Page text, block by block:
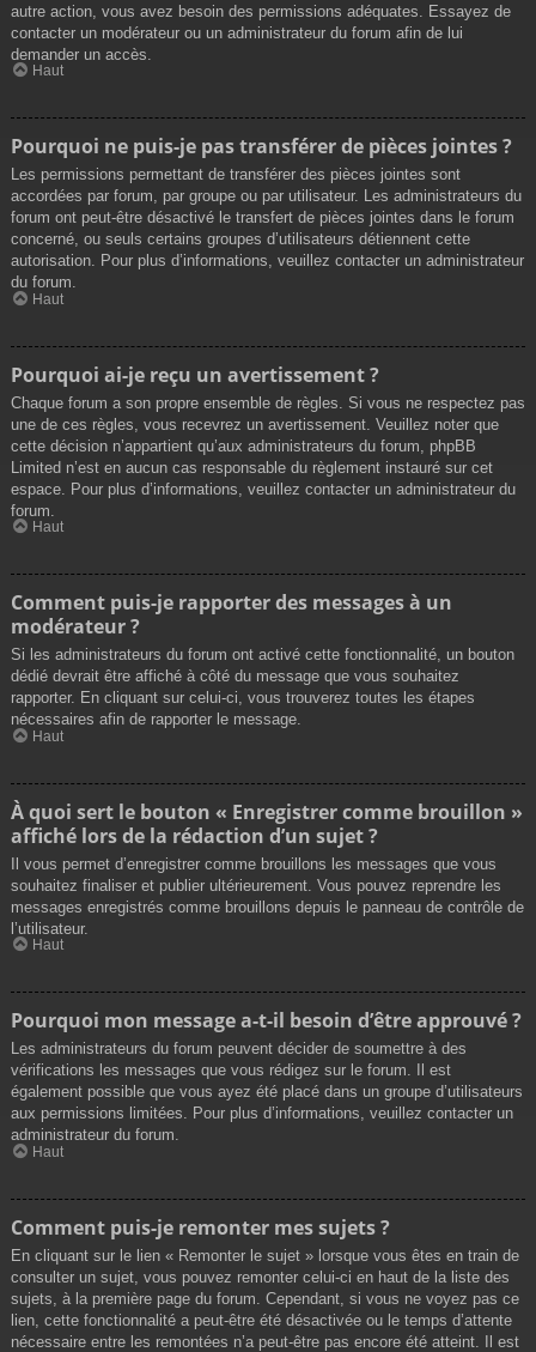
autre action, vous avez besoin des permissions adéquates. Essayez de
contacter un modérateur ou un administrateur du forum afin de lui
demander un accès.
Haut
Pourquoi ne puis-je pas transférer de pièces jointes ?
Les permissions permettant de transférer des pièces jointes sont
accordées par forum, par groupe ou par utilisateur. Les administrateurs du
forum ont peut-être désactivé le transfert de pièces jointes dans le forum
concerné, ou seuls certains groupes d’utilisateurs détiennent cette
autorisation. Pour plus d’informations, veuillez contacter un administrateur
du forum.
Haut
Pourquoi ai-je reçu un avertissement ?
Chaque forum a son propre ensemble de règles. Si vous ne respectez pas
une de ces règles, vous recevrez un avertissement. Veuillez noter que
cette décision n’appartient qu’aux administrateurs du forum, phpBB
Limited n’est en aucun cas responsable du règlement instauré sur cet
espace. Pour plus d’informations, veuillez contacter un administrateur du
forum.
Haut
Comment puis-je rapporter des messages à un
modérateur ?
Si les administrateurs du forum ont activé cette fonctionnalité, un bouton
dédié devrait être affiché à côté du message que vous souhaitez
rapporter. En cliquant sur celui-ci, vous trouverez toutes les étapes
nécessaires afin de rapporter le message.
Haut
À quoi sert le bouton « Enregistrer comme brouillon »
affiché lors de la rédaction d’un sujet ?
Il vous permet d’enregistrer comme brouillons les messages que vous
souhaitez finaliser et publier ultérieurement. Vous pouvez reprendre les
messages enregistrés comme brouillons depuis le panneau de contrôle de
l’utilisateur.
Haut
Pourquoi mon message a-t-il besoin d’être approuvé ?
Les administrateurs du forum peuvent décider de soumettre à des
vérifications les messages que vous rédigez sur le forum. Il est
également possible que vous ayez été placé dans un groupe d’utilisateurs
aux permissions limitées. Pour plus d’informations, veuillez contacter un
administrateur du forum.
Haut
Comment puis-je remonter mes sujets ?
En cliquant sur le lien « Remonter le sujet » lorsque vous êtes en train de
consulter un sujet, vous pouvez remonter celui-ci en haut de la liste des
sujets, à la première page du forum. Cependant, si vous ne voyez pas ce
lien, cette fonctionnalité a peut-être été désactivée ou le temps d’attente
nécessaire entre les remontées n’a peut-être pas encore été atteint. Il est